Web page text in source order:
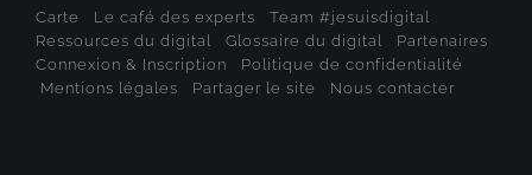
Carte Le café des experts
Team #jesuisdigital
Ressources du digital
Glossaire du digital
Partenaires
Connexion & Inscription
Politique de confidentialité
Mentions légales
Partager le site Nous contacter